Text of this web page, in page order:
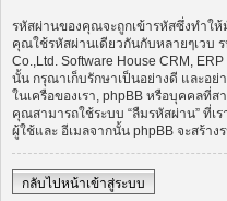
รหัสผ่านของคุณจะถูกเข้ารหัสซึ่งทำใ
คุณใช้รหัสผ่านเดียวกันกับหลายๆเวบ
Co.,Ltd. Software House CRM,
นั้น กรุณาเก็บรักษาเป็นอย่างดี และอ
ในเครือของเรา, phpBB หรือบุคคล
คุณสามารถใช้ระบบ “ลืมรหัสผ่าน” ที่เ
ผู้ใช้และ อีเมลจากนั้น phpBB จะสร้า
กลับไปหน้าเข้าสู่ระบบ